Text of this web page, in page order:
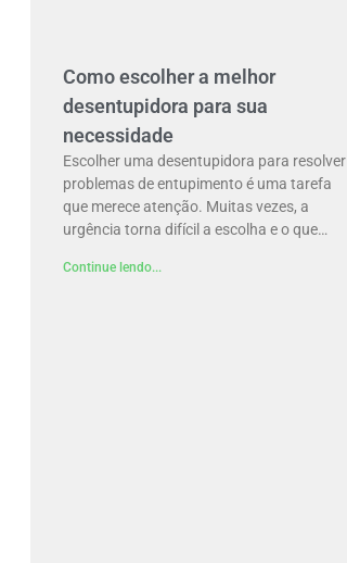
Como escolher a melhor
desentupidora para sua
necessidade
Escolher uma desentupidora para resolver
problemas de entupimento é uma tarefa
que merece atenção. Muitas vezes, a
urgência torna difícil a escolha e o que…
Continue lendo...